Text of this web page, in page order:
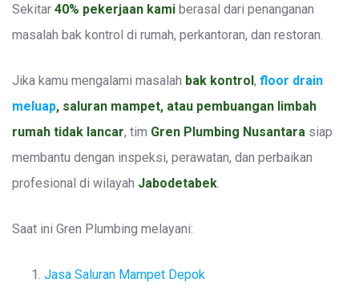
Sekitar 40% pekerjaan kami berasal dari penanganan
masalah bak kontrol di rumah, perkantoran, dan restoran.
Jika kamu mengalami masalah bak kontrol, floor drain
meluap, saluran mampet, atau pembuangan limbah
rumah tidak lancar, tim Gren Plumbing Nusantara siap
membantu dengan inspeksi, perawatan, dan perbaikan
profesional di wilayah Jabodetabek
Saat ini Gren Plumbing melayani:
Jasa Saluran Mampet Depok